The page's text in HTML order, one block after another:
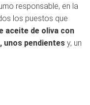
responsable, en la
los puestos que
aceite de oliva con
unos pendientes y, un